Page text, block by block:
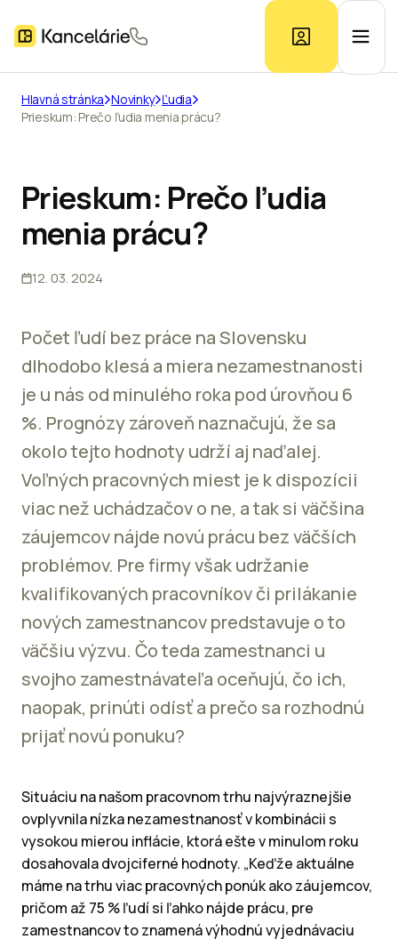
Prieskum trhu
Hlavná stránka Novinky Ľudia
Prieskum: Prečo ľudia menia prácu?
Prieskum: Prečo ľudia
menia prácu?
12. 03. 2024
Počet ľudí bez práce na Slovensku
dlhodobo klesá a miera nezamestnanosti
je u nás od minulého roka pod úrovňou 6
%. Prognózy zároveň naznačujú, že sa
okolo tejto hodnoty udrží aj naďalej.
Voľných pracovných miest je k dispozícii
viac než uchádzačov o ne, a tak si väčšina
záujemcov nájde novú prácu bez väčších
problémov. Pre firmy však udržanie
kvalifikovaných pracovníkov či prilákanie
nových zamestnancov predstavuje o to
väčšiu výzvu. Čo teda zamestnanci u
svojho zamestnávateľa oceňujú, čo ich,
naopak, prinúti odísť a prečo sa rozhodnú
prijať novú ponuku?
Situáciu na našom pracovnom trhu najvýraznejšie
ovplyvnila nízka nezamestnanosť v kombinácii s
vysokou mierou inflácie, ktorá ešte v minulom roku
dosahovala dvojciferné hodnoty. „Keďže aktuálne
máme na trhu viac pracovných ponúk ako záujemcov,
pričom až 75 % ľudí si ľahko nájde prácu, pre
zamestnancov to znamená výhodnú vyjednávaciu